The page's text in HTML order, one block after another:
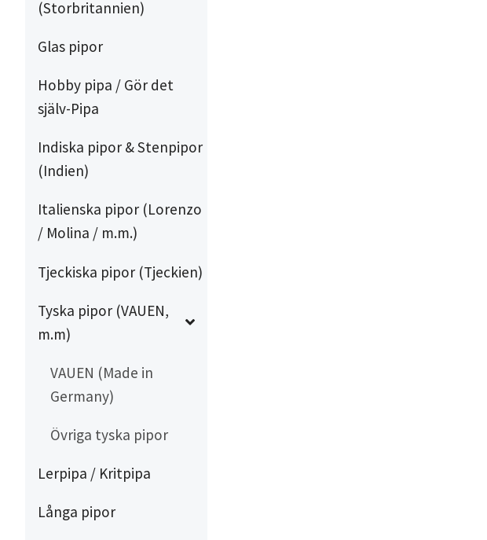
(Storbritannien)
Glas pipor
Hobby pipa / Gör det
själv-Pipa
Indiska pipor & Stenpipor
(Indien)
Italienska pipor (Lorenzo
/ Molina / m.m.)
Tjeckiska pipor (Tjeckien)
Tyska pipor (VAUEN,
m.m)
VAUEN (Made in
Germany)
Övriga tyska pipor
Lerpipa / Kritpipa
Långa pipor